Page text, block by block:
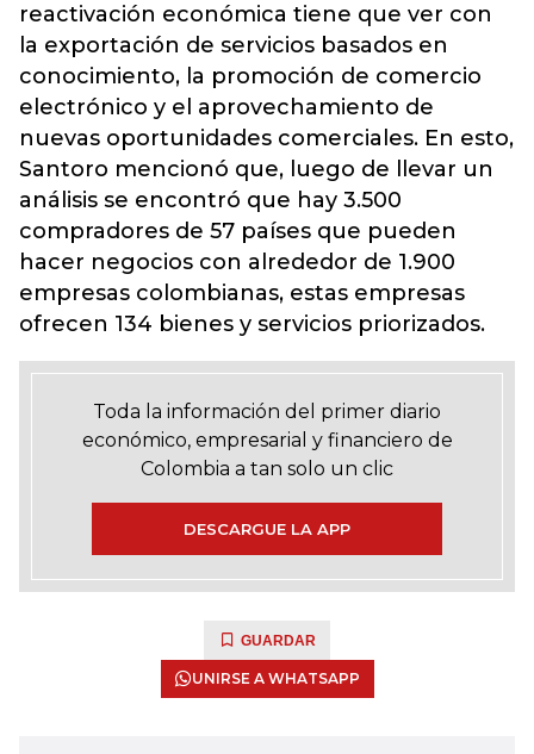
reactivación económica tiene que ver con
la exportación de servicios basados en
conocimiento, la promoción de comercio
electrónico y el aprovechamiento de
nuevas oportunidades comerciales. En esto,
Santoro mencionó que, luego de llevar un
análisis se encontró que hay 3.500
compradores de 57 países que pueden
hacer negocios con alrededor de 1.900
empresas colombianas, estas empresas
ofrecen 134 bienes y servicios priorizados.
Toda la información del primer diario
económico, empresarial y financiero de
Colombia a tan solo un clic
DESCARGUE LA APP
GUARDAR
UNIRSE A WHATSAPP